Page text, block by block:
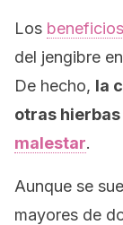
Los
del jengibre
De hecho, la
otras hierbas
malestar.
Aunque se
mayores de